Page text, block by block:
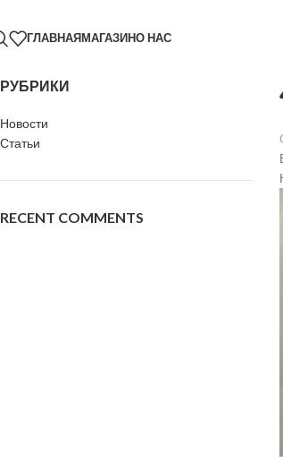
ГЛАВНАЯМАГАЗИНО НАС
РУБРИКИ
Новости
Статьи
RECENT COMMENTS